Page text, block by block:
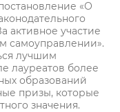
«О
активное участие
самоуправлении».
лучшим
лауреатов более
образований
призы, которые
значения.